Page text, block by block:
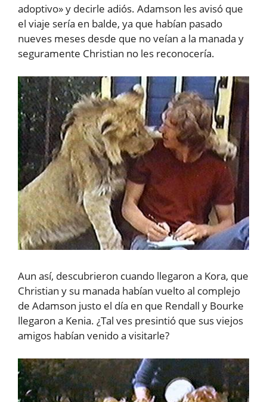
adoptivo» y decirle adiós. Adamson les avisó que
el viaje sería en balde, ya que habían pasado
nueves meses desde que no veían a la manada y
seguramente Christian no les reconocería.
Aun así, descubrieron cuando llegaron a Kora, que
Christian y su manada habían vuelto al complejo
de Adamson justo el día en que Rendall y Bourke
llegaron a Kenia. ¿Tal ves presintió que sus viejos
amigos habían venido a visitarle?